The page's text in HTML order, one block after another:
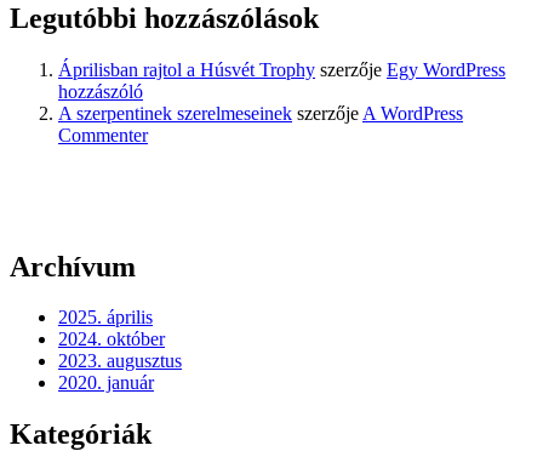
Legutóbbi hozzászólások
Áprilisban rajtol a Húsvét Trophy szerzője Egy WordPress
hozzászóló
A szerpentinek szerelmeseinek szerzője A WordPress
Commenter
Archívum
2025. április
2024. október
2023. augusztus
2020. január
Kategóriák